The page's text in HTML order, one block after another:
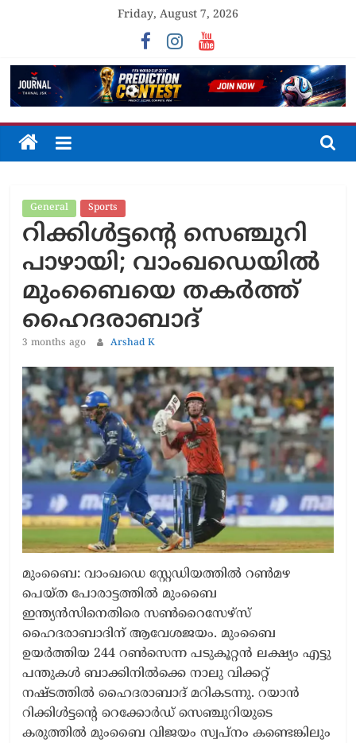
Friday, August 7, 2026
The
Unfolding
The
General Sports
റിക്കിൾട്ടന്റെ സെഞ്ചുറി
പാഴായി; വാംഖഡെയിൽ
മുംബൈയെ തകർത്ത്
ഹൈദരാബാദ്
3 months ago Arshad K
മുംബൈ: വാംഖഡെ സ്റ്റേഡിയത്തിൽ റൺമഴ
പെയ്ത പോരാട്ടത്തിൽ മുംബൈ
ഇന്ത്യൻസിനെതിരെ സൺറൈസേഴ്സ്
ഹൈദരാബാദിന് ആവേശജയം. മുംബൈ
ഉയർത്തിയ 244 റൺസെന്ന പടുകൂറ്റൻ ലക്ഷ്യം എട്ടു
പന്തുകൾ ബാക്കിനിൽക്കെ നാലു വിക്കറ്റ്
നഷ്ടത്തിൽ ഹൈദരാബാദ് മറികടന്നു. റയാൻ
റിക്കിൾട്ടന്റെ റെക്കോർഡ് സെഞ്ചുറിയുടെ
കരുത്തിൽ മുംബൈ വിജയം സ്വപ്നം കണ്ടെങ്കിലും